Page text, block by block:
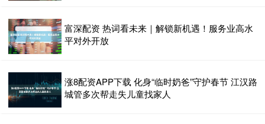
富深配资 热词看未来｜解锁新机遇！服务业高水
平对外开放
涨8配资APP下载 化身“临时奶爸”守护春节 江汉路
城管多次帮走失儿童找家人